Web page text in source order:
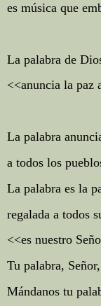
es música que
La palabra de
<<anuncia la paz
La palabra
a todos los
La palabra es la
regalada a todos
<<es nuestro
Tu palabra,
Mándanos tu